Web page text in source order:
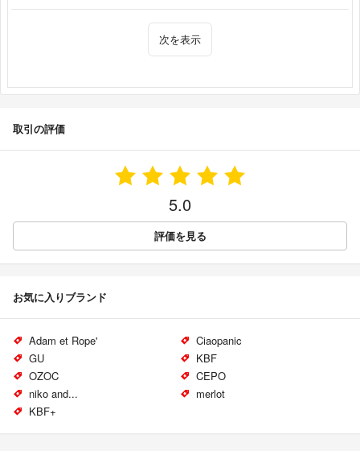
次を表示
取引の評価
5.0
評価を見る
お気に入りブランド
Adam et Rope'
Ciaopanic
GU
KBF
OZOC
CEPO
niko and...
merlot
KBF+